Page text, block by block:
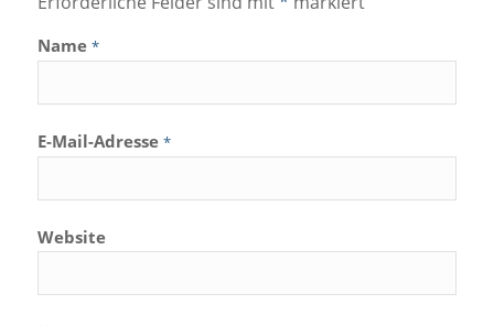
Name *
E-Mail-Adresse *
Website